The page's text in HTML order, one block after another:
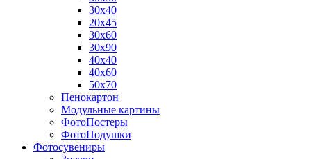
30х40
20х45
30х60
30х90
40х40
40х60
50х70
Пенокартон
Модульные картины
ФотоПостеры
ФотоПодушки
Фотоcувениры